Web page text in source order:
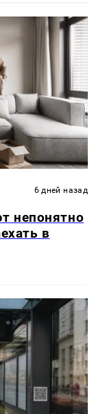
6 дней назад
непонятно
в